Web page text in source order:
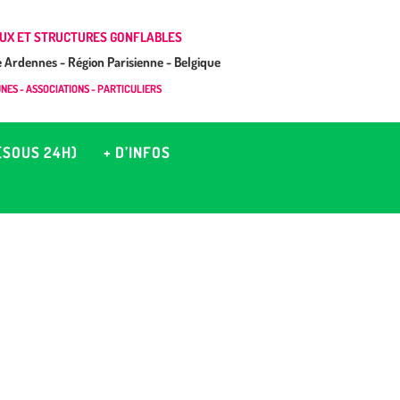
ET STRUCTURES GONFLABLES
- Région Parisienne - Belgique
- ASSOCIATIONS - PARTICULIERS
24H) + D’INFOS